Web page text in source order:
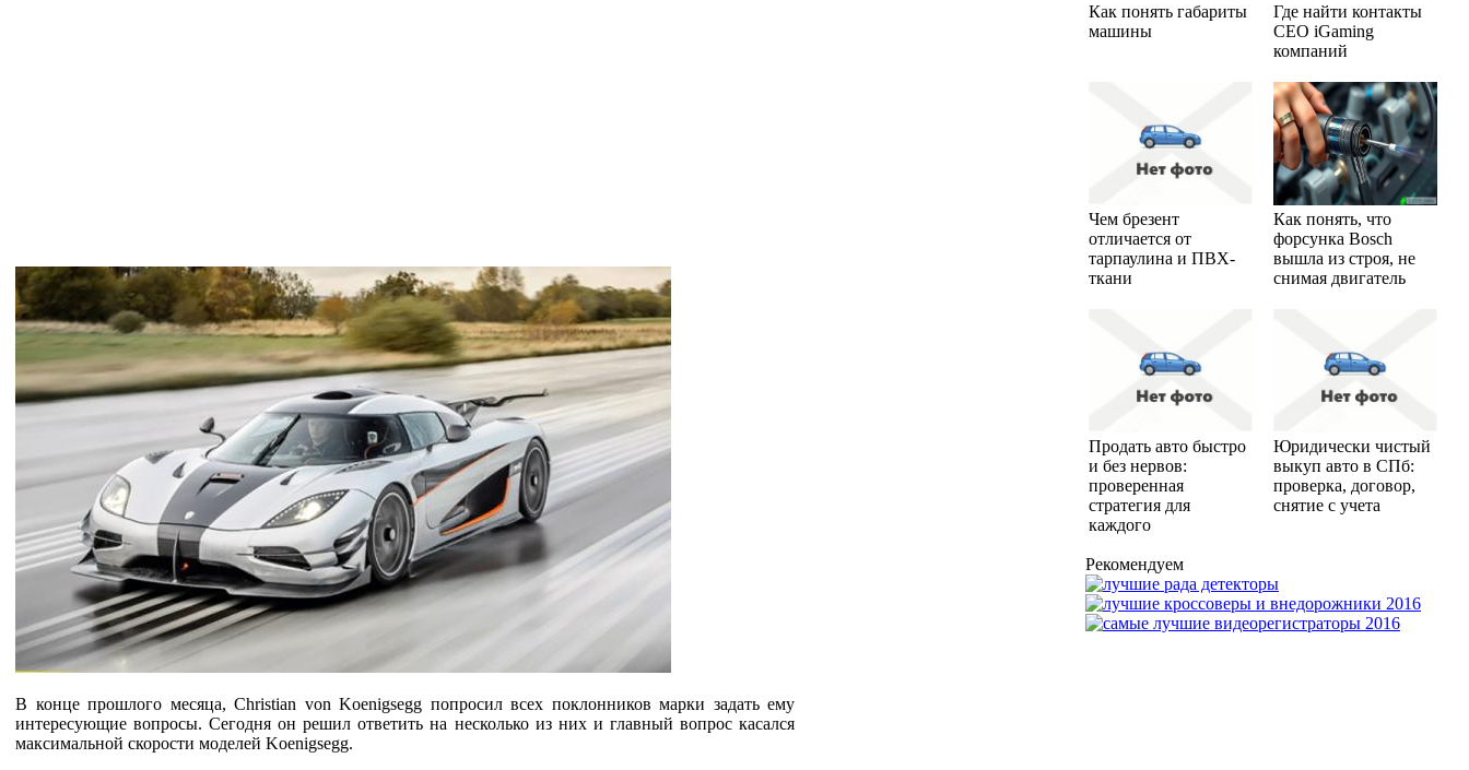
В конце прошлого месяца, Christian von Koenigsegg попросил всех поклонников марки задать ему
интересующие вопросы. Сегодня он решил ответить на несколько из них и главный вопрос касался
максимальной скорости моделей Koenigsegg.
Как понять габариты
машины
Где найти контакты
CEO iGaming
компаний
Чем брезент
отличается от
тарпаулина и ПВХ-
ткани
Как понять, что
форсунка Bosch
вышла из строя, не
снимая двигатель
Продать авто быстро
и без нервов:
проверенная
стратегия для
каждого
Юридически чистый
выкуп авто в СПб:
проверка, договор,
снятие с учета
Рекомендуем